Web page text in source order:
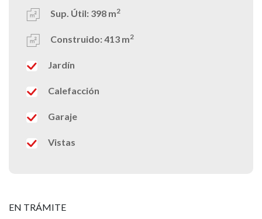
Sup. Útil: 398 m2
Construido:413 m2
Jardín
Calefacción
Garaje
Vistas
EN TRÁMITE